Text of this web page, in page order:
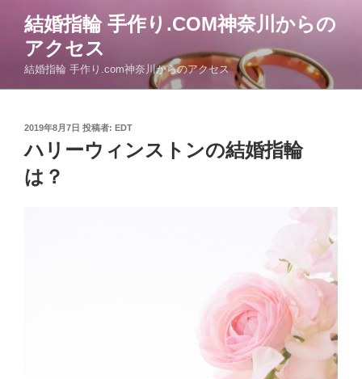
ツ
結婚指輪 手作り.COM神奈川からの
アクセス
結婚指輪 手作り.com神奈川からのアクセス
投
日:
2019年8月7日 投稿者: EDT
ハリーウィンストンの結婚指輪
は？